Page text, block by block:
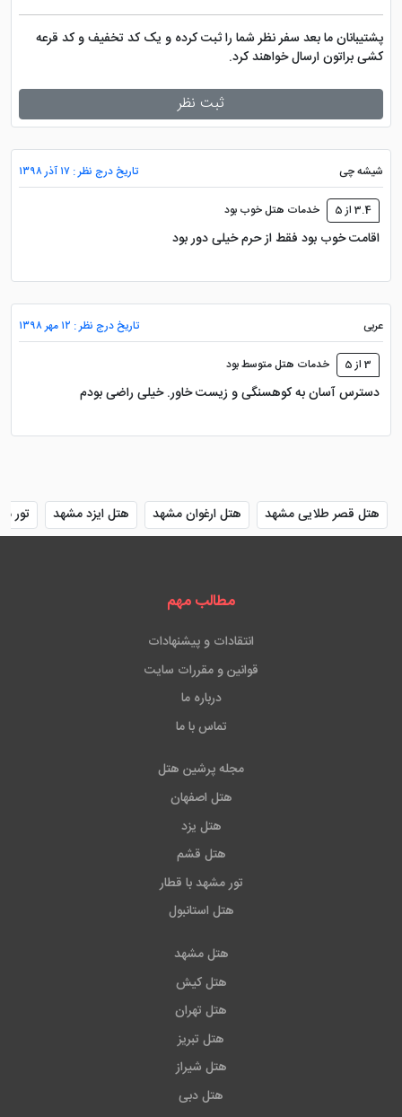
پشتیبانان ما بعد سفر نظر شما را ثبت کرده و یک کد تخفیف و کد قرعه
کشی براتون ارسال خواهند کرد.
ثبت نظر
شیشه چی تاریخ درج نظر : ۱۷ آذر ۱۳۹۸
3.4 از 5 خدمات هتل خوب بود
اقامت خوب بود فقط از حرم خیلی دور بود
عربی تاریخ درج نظر : ۱۲ مهر ۱۳۹۸
3 از 5 خدمات هتل متوسط بود
دسترس آسان به کوهسنگی و زیست خاور. خیلی راضی بودم
هتل قصر طلایی مشهد هتل ارغوان مشهد هتل ایزد مشهد تور
مطالب مهم
انتقادات و پیشنهادات
قوانین و مقررات سایت
درباره ما
تماس با ما
مجله پرشین هتل
هتل اصفهان
هتل یزد
هتل قشم
تور مشهد با قطار
هتل استانبول
هتل مشهد
هتل کیش
هتل تهران
هتل تبریز
هتل شیراز
هتل دبی